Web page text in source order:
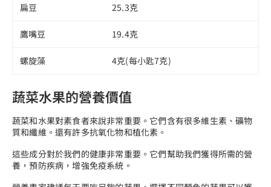
扁豆 25.3克
鷹嘴豆 19.4克
螺旋藻 4克(每小匙7克)
蔬菜水果的營養價值
蔬菜和水果對素食者來說非常重要。它們含有很多維生素、礦物
質和纖維。還有許多抗氧化物和植化素。
這些成分對於我們的健康非常重要。它們幫助我們獲得所需的營
養，預防疾病，增強免疫系統。